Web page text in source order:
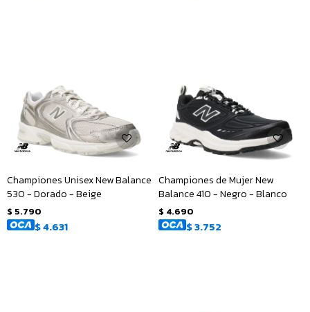
Championes Unisex New Balance
530 - Dorado - Beige
$ 5.790
$4.631
Championes de Mujer New
Balance 410 - Negro - Blanco
$ 4.690
$3.752